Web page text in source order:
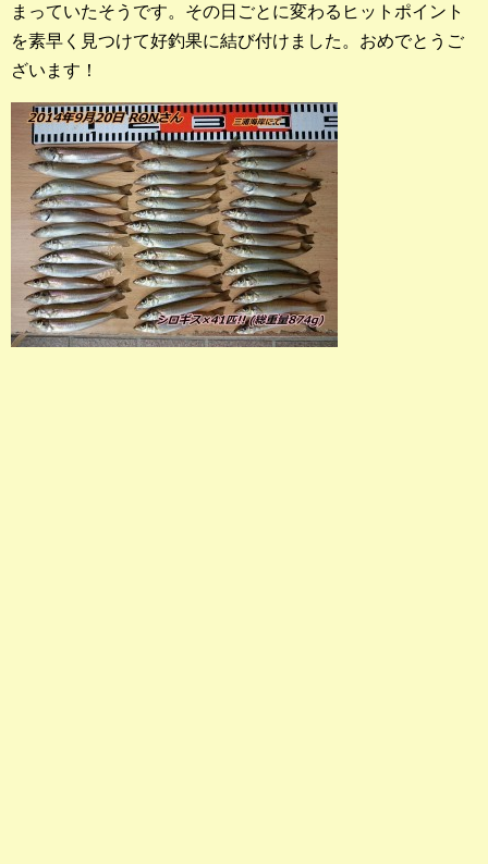
まっていたそうです。その日ごとに変わるヒットポイント
を素早く見つけて好釣果に結び付けました。おめでとうご
ざいます！
過去の釣果ランキング
ブログ・釣行記
スタッフブログ
店長釣行記
スタッフ釣行記
釣果投稿フォーム
お問い合わせ